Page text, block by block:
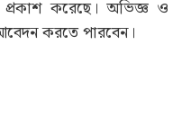
প্রকাশ করেছে। অভিজ্ঞ ও
আবেদন করতে পারবেন।